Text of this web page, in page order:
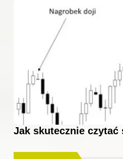
Jak skutecznie czytać